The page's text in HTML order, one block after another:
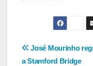
José Mourinho
a Stamford Bridge